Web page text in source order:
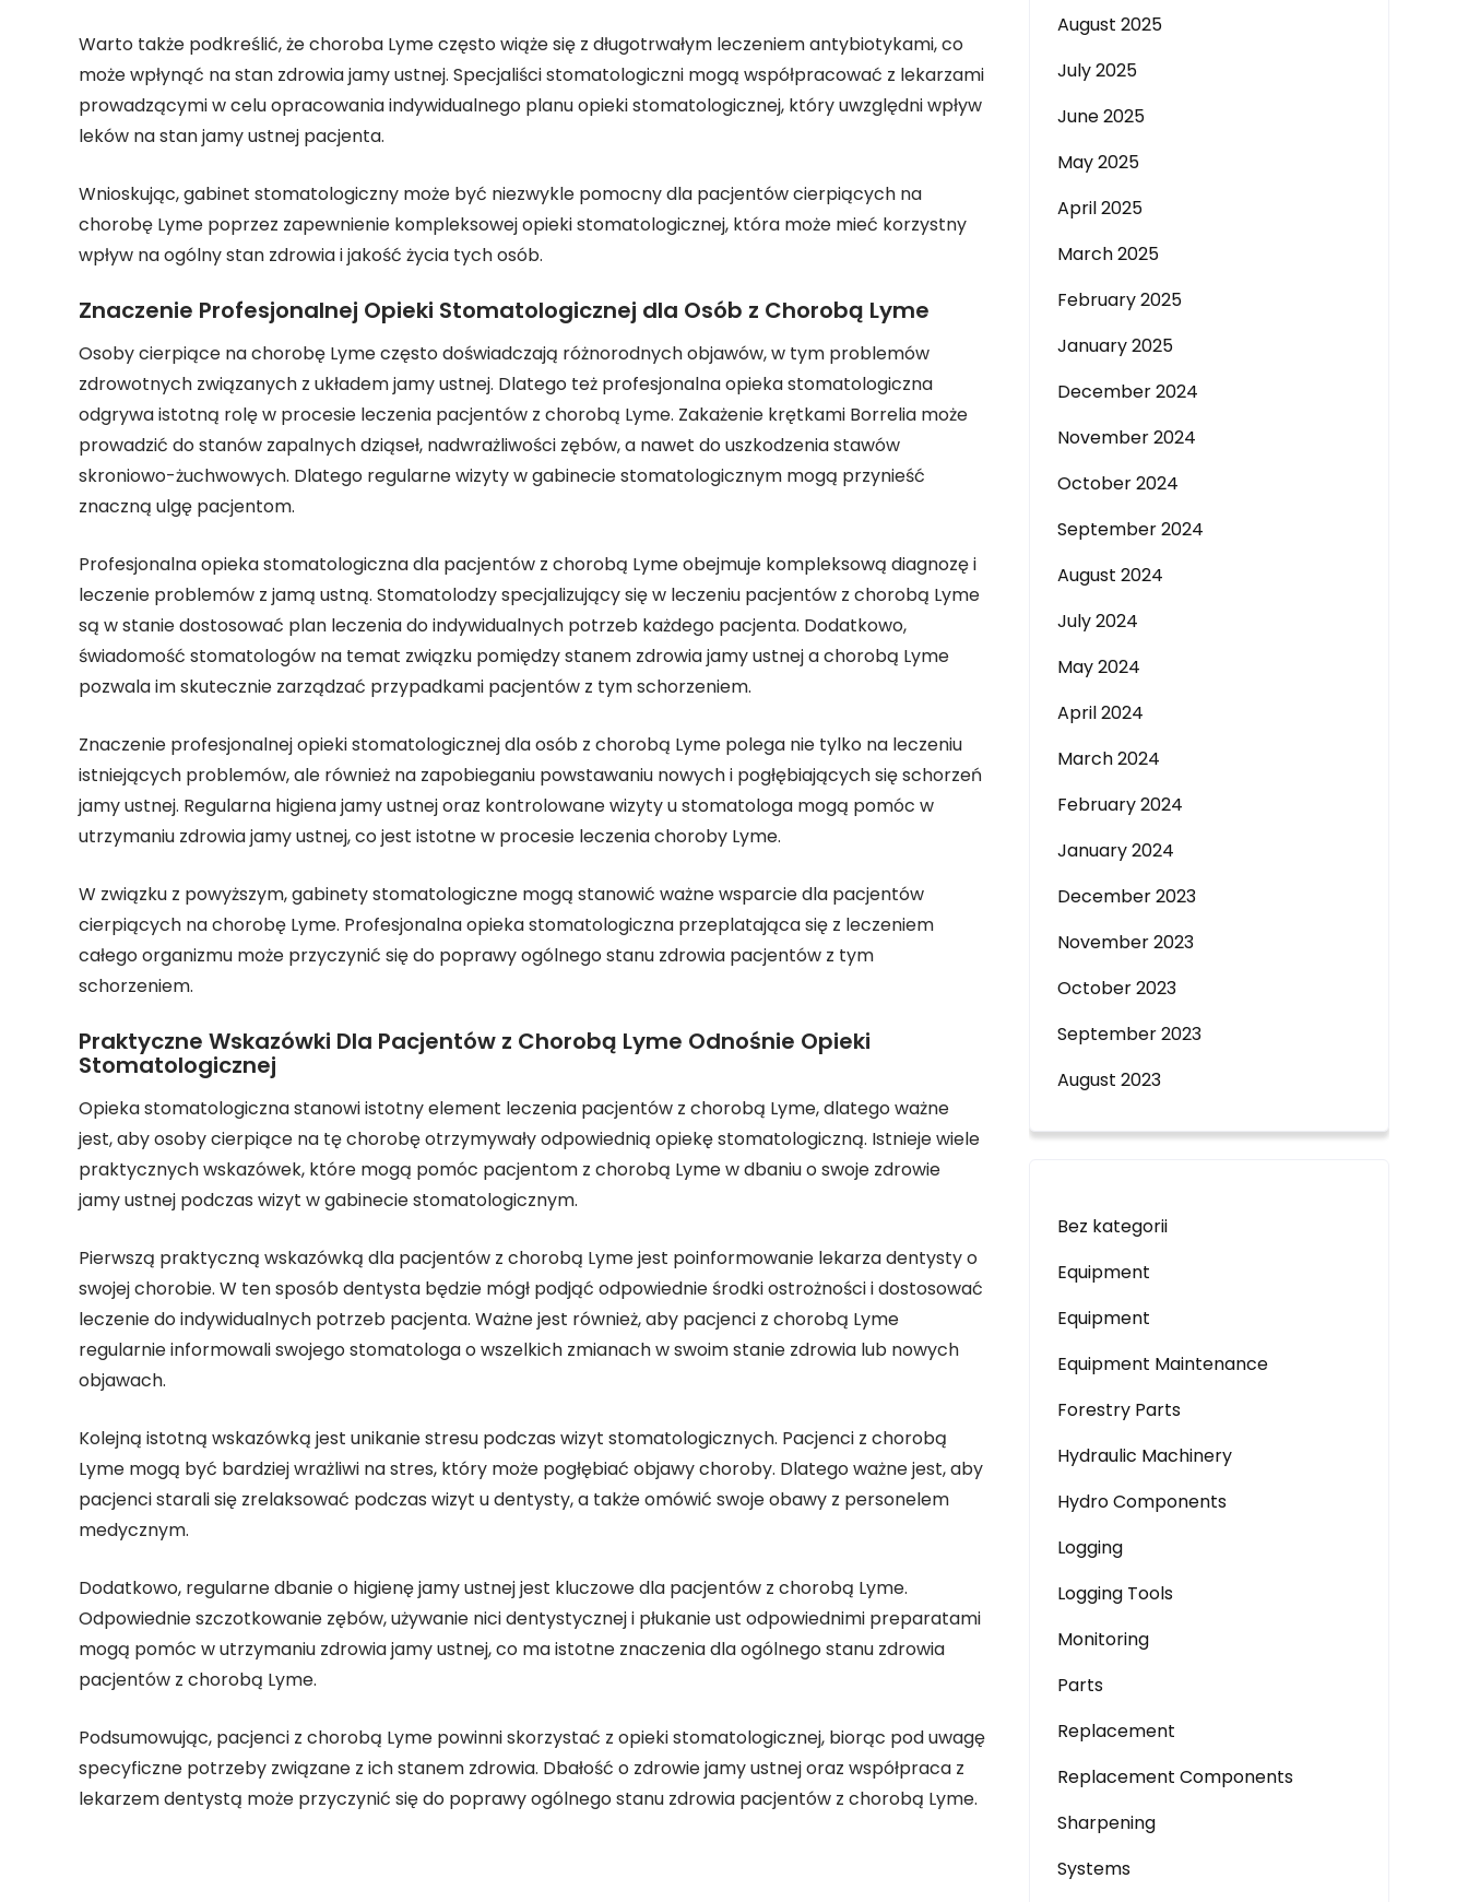
Warto także podkreślić, że choroba Lyme często wiąże się z długotrwałym leczeniem antybiotykami, co
może wpłynąć na stan zdrowia jamy ustnej. Specjaliści stomatologiczni mogą współpracować z lekarzami
prowadzącymi w celu opracowania indywidualnego planu opieki stomatologicznej, który uwzględni wpływ
leków na stan jamy ustnej pacjenta.
Wnioskując, gabinet stomatologiczny może być niezwykle pomocny dla pacjentów cierpiących na
chorobę Lyme poprzez zapewnienie kompleksowej opieki stomatologicznej, która może mieć korzystny
wpływ na ogólny stan zdrowia i jakość życia tych osób.
Znaczenie Profesjonalnej Opieki Stomatologicznej dla Osób z Chorobą Lyme
Osoby cierpiące na chorobę Lyme często doświadczają różnorodnych objawów, w tym problemów
zdrowotnych związanych z układem jamy ustnej. Dlatego też profesjonalna opieka stomatologiczna
odgrywa istotną rolę w procesie leczenia pacjentów z chorobą Lyme. Zakażenie krętkami Borrelia może
prowadzić do stanów zapalnych dziąseł, nadwrażliwości zębów, a nawet do uszkodzenia stawów
skroniowo-żuchwowych. Dlatego regularne wizyty w gabinecie stomatologicznym mogą przynieść
znaczną ulgę pacjentom.
Profesjonalna opieka stomatologiczna dla pacjentów z chorobą Lyme obejmuje kompleksową diagnozę i
leczenie problemów z jamą ustną. Stomatolodzy specjalizujący się w leczeniu pacjentów z chorobą Lyme
są w stanie dostosować plan leczenia do indywidualnych potrzeb każdego pacjenta. Dodatkowo,
świadomość stomatologów na temat związku pomiędzy stanem zdrowia jamy ustnej a chorobą Lyme
pozwala im skutecznie zarządzać przypadkami pacjentów z tym schorzeniem.
Znaczenie profesjonalnej opieki stomatologicznej dla osób z chorobą Lyme polega nie tylko na leczeniu
istniejących problemów, ale również na zapobieganiu powstawaniu nowych i pogłębiających się schorzeń
jamy ustnej. Regularna higiena jamy ustnej oraz kontrolowane wizyty u stomatologa mogą pomóc w
utrzymaniu zdrowia jamy ustnej, co jest istotne w procesie leczenia choroby Lyme.
W związku z powyższym, gabinety stomatologiczne mogą stanowić ważne wsparcie dla pacjentów
cierpiących na chorobę Lyme. Profesjonalna opieka stomatologiczna przeplatająca się z leczeniem
całego organizmu może przyczynić się do poprawy ogólnego stanu zdrowia pacjentów z tym
schorzeniem.
Praktyczne Wskazówki Dla Pacjentów z Chorobą Lyme Odnośnie Opieki
Stomatologicznej
Opieka stomatologiczna stanowi istotny element leczenia pacjentów z chorobą Lyme, dlatego ważne
jest, aby osoby cierpiące na tę chorobę otrzymywały odpowiednią opiekę stomatologiczną. Istnieje wiele
praktycznych wskazówek, które mogą pomóc pacjentom z chorobą Lyme w dbaniu o swoje zdrowie
jamy ustnej podczas wizyt w gabinecie stomatologicznym.
Pierwszą praktyczną wskazówką dla pacjentów z chorobą Lyme jest poinformowanie lekarza dentysty o
swojej chorobie. W ten sposób dentysta będzie mógł podjąć odpowiednie środki ostrożności i dostosować
leczenie do indywidualnych potrzeb pacjenta. Ważne jest również, aby pacjenci z chorobą Lyme
regularnie informowali swojego stomatologa o wszelkich zmianach w swoim stanie zdrowia lub nowych
objawach.
Kolejną istotną wskazówką jest unikanie stresu podczas wizyt stomatologicznych. Pacjenci z chorobą
Lyme mogą być bardziej wrażliwi na stres, który może pogłębiać objawy choroby. Dlatego ważne jest, aby
pacjenci starali się zrelaksować podczas wizyt u dentysty, a także omówić swoje obawy z personelem
medycznym.
Dodatkowo, regularne dbanie o higienę jamy ustnej jest kluczowe dla pacjentów z chorobą Lyme.
Odpowiednie szczotkowanie zębów, używanie nici dentystycznej i płukanie ust odpowiednimi preparatami
mogą pomóc w utrzymaniu zdrowia jamy ustnej, co ma istotne znaczenia dla ogólnego stanu zdrowia
pacjentów z chorobą Lyme.
Podsumowując, pacjenci z chorobą Lyme powinni skorzystać z opieki stomatologicznej, biorąc pod uwagę
specyficzne potrzeby związane z ich stanem zdrowia. Dbałość o zdrowie jamy ustnej oraz współpraca z
lekarzem dentystą może przyczynić się do poprawy ogólnego stanu zdrowia pacjentów z chorobą Lyme.
August 2025
July 2025
June 2025
May 2025
April 2025
March 2025
February 2025
January 2025
December 2024
November 2024
October 2024
September 2024
August 2024
July 2024
May 2024
April 2024
March 2024
February 2024
January 2024
December 2023
November 2023
October 2023
September 2023
August 2023
Bez kategorii
Equipment
Equipment
Equipment Maintenance
Forestry Parts
Hydraulic Machinery
Hydro Components
Logging
Logging Tools
Monitoring
Parts
Replacement
Replacement Components
Sharpening
Systems